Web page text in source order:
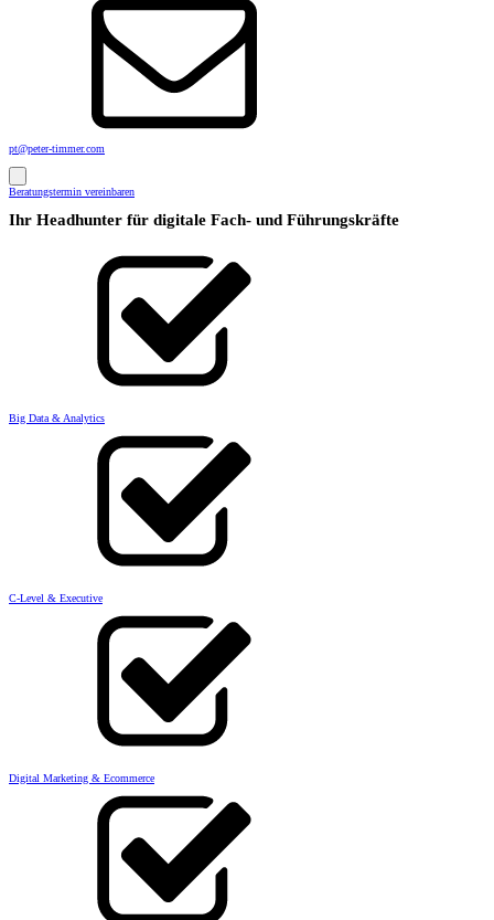
pt@peter-timmer.com
Beratungstermin vereinbaren
Ihr Headhunter für digitale Fach- und Führungskräfte
Big Data & Analytics
C-Level & Executive
Digital Marketing & Ecommerce